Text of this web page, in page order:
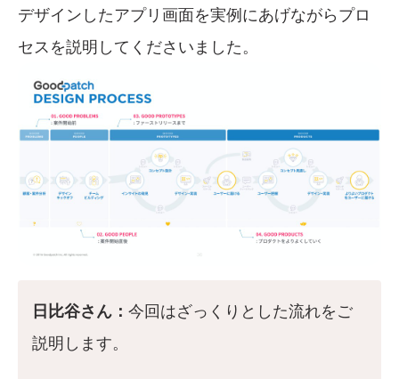
デザインしたアプリ画面を実例にあげながらプロ
セスを説明してくださいました。
日比谷さん： 今回はざっくりとした流れをご
説明します。